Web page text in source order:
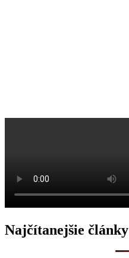
Najčítanejšie články